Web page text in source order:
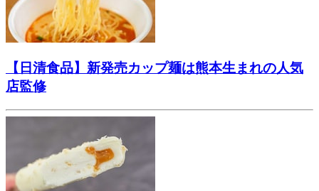
【日清食品】新発売カップ麺は熊本生まれの人気
店監修